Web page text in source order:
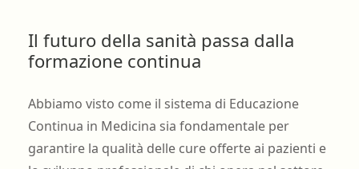
Il futuro della sanità passa dalla
formazione continua
Abbiamo visto come il sistema di Educazione
Continua in Medicina sia fondamentale per
garantire la qualità delle cure offerte ai pazienti e